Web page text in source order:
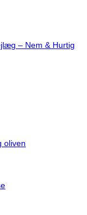
– Nem & Hurtig
oliven